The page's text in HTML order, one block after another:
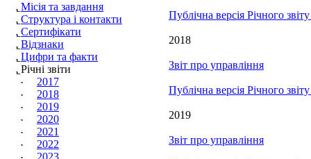
Місія та завдання
Структура і контакти
Сертифікати
Відзнаки
Цифри та факти
Річні звіти
2017
2018
2019
2020
2021
2022
2023
Публічна версія Річного
2018
Звіт про управління
Публічна версія Річного
2019
Звіт про управління